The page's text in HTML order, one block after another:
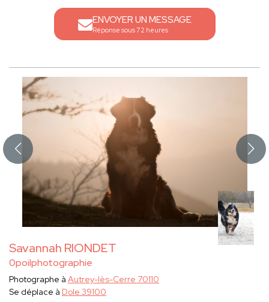
ENVOYER UN MESSAGE
Réponse sous 72 heures
Savannah RIONDET
0poilphotographie
Photographe à Autrey-lès-Cerre 70110
Se déplace à Dole 39100